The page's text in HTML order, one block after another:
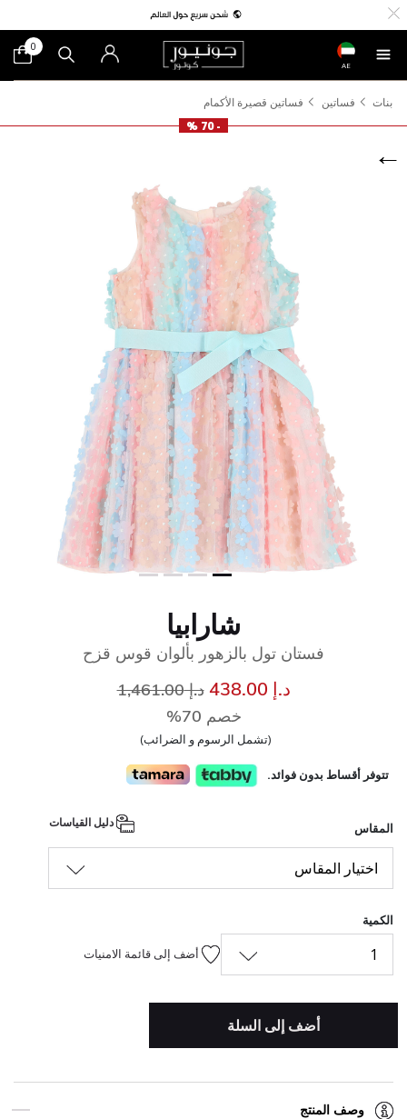
AE
0
بنات فساتين
فساتين قصيرة الأكمام
- 70 %
شارابيا
فستان تول بالزهور بألوان قوس قزح
د.إ 438.00 سعر مخفض مند.إ 1,461.00
خصم 70%
(تشمل الرسوم و الضرائب)
تتوفر أقساط بدون فوائد.
المقاس
اختيار المقاس
الكمية
1 أضف إلى قائمة الامنيات
أضف إلى السلة
وصف المنتج